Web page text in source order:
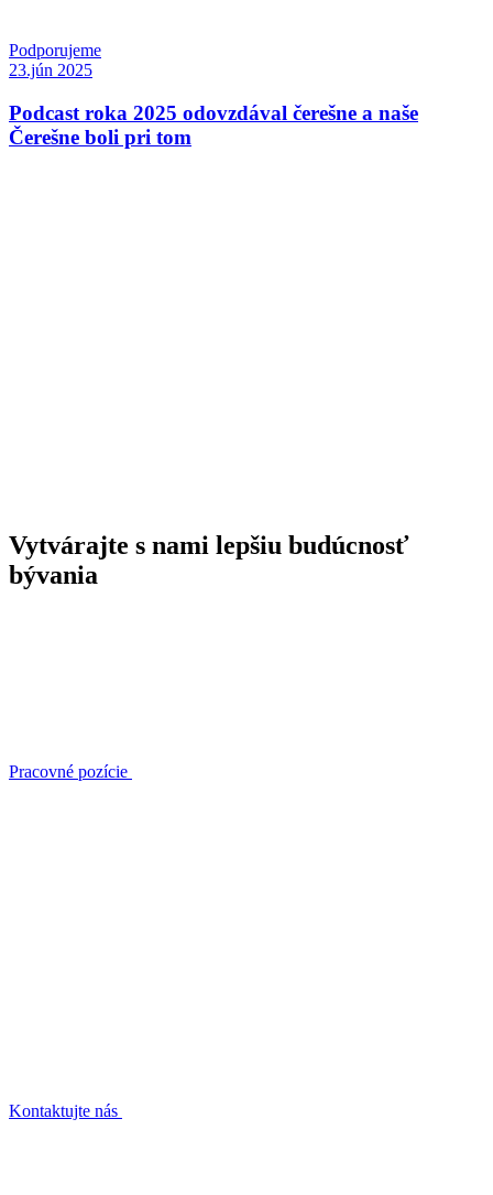
Podporujeme
23.jún 2025
Podcast roka 2025 odovzdával čerešne a naše
Čerešne boli pri tom
Vytvárajte s nami lepšiu budúcnosť
bývania
Pracovné pozície
Kontaktujte nás